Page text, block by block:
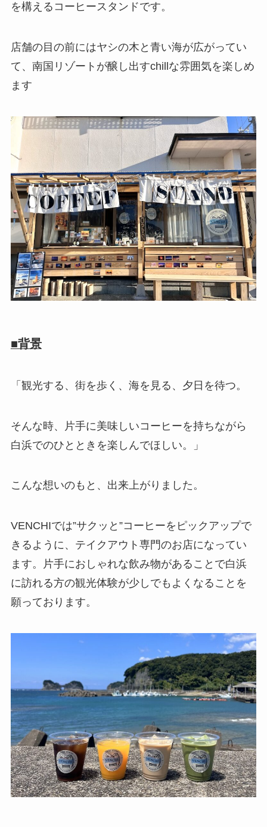
を構えるコーヒースタンドです。
店舗の目の前にはヤシの木と青い海が広がってい
て、南国リゾートが醸し出すchillな雰囲気を楽しめ
ます
■背景
「観光する、街を歩く、海を見る、夕日を待つ。
そんな時、片手に美味しいコーヒーを持ちながら
白浜でのひとときを楽しんでほしい。」
こんな想いのもと、出来上がりました。
VENCHIでは”サクッと”コーヒーをピックアップで
きるように、テイクアウト専門のお店になってい
ます。片手におしゃれな飲み物があることで白浜
に訪れる方の観光体験が少しでもよくなることを
願っております。